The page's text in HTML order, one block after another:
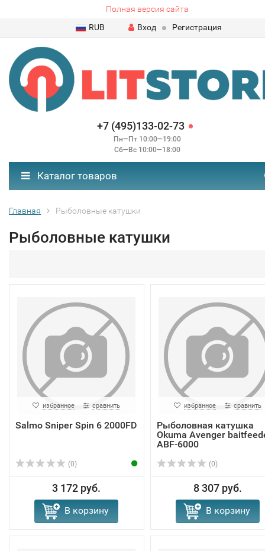
Полная версия сайта
RUB
Вход Регистрация
+7 (495)133-02-73
Пн—Пт 10:00—19:00
Сб—Вс 10:00—18:00
Каталог товаров
Главная Рыболовные катушки
Рыболовные катушки
избранное сравнить
Salmo Sniper Spin 6 2000FD
(0)
3 172 руб.
В корзину
избранное сравнить
Рыболовная катушка
Okuma Avenger
ABF-6000
(0)
8 307 руб.
В корзину